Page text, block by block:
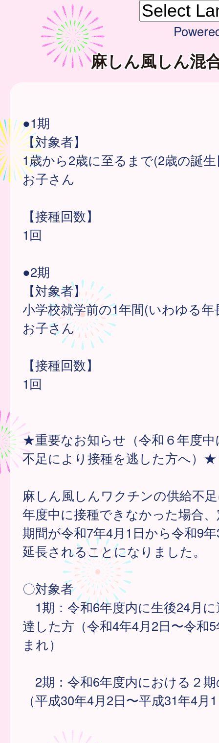
麻しん風しん混
●1期
【対象者】
1歳から2歳に至るまで(2歳の誕
お子さん
【接種回数】
1回
●2期
【対象者】
小学校就学前の1年間(いわゆる年
お子さん
【接種回数】
1回
★重要なお知らせ（令和６年度
不足により接種を逃した方へ）★
麻しん風しんワクチンの供給不
年度中に接種できなかった場合
期間が令和7年4月1日から令和9
延長されることになりました。
〇対象者
1期：令和6年度内に生後24月
達した方（令和4年4月2日〜令和
まれ）
2期：令和6年度内における２
（平成30年4月2日〜平成31年4月